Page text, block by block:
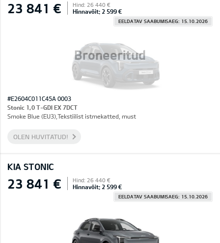
Broneeritud
23 841 € Hind: 26 440 €
Hinnavõit: 2 599 €
EELDATAV SAABUMISAEG: 15.10.2026
#E2604C011C45A 0003
Stonic 1,0 T-GDI EX 7DCT
Smoke Blue (EU3),Tekstiilist istmekatted, must
OLEN HUVITATUD!
KIA STONIC
23 841 € Hind: 26 440 €
Hinnavõit: 2 599 €
EELDATAV SAABUMISAEG: 15.10.2026